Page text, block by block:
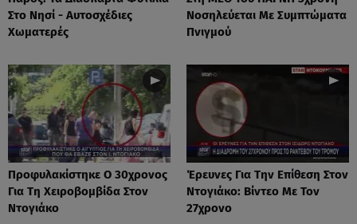
Στο Νησί - Αυτοσχέδιες
Χωματερές
Νοσηλεύεται Με Συμπτώματα
Πνιγμού
Προφυλακίστηκε Ο 30χρονος
Για Τη Χειροβομβίδα Στον
Ντογιάκο
Έρευνες Για Την Επίθεση Στον
Ντογιάκο: Βίντεο Με Τον
27χρονο